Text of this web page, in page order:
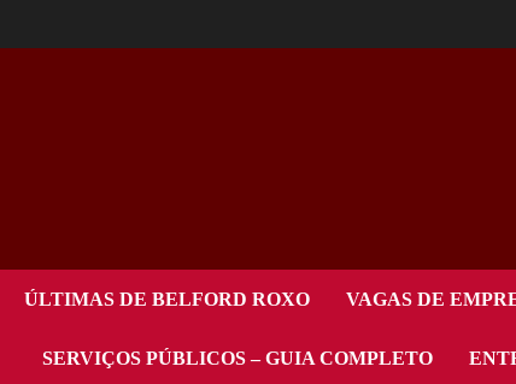
ÚLTIMAS DE BELFORD ROXO VAGAS DE
SERVIÇOS PÚBLICOS – GUIA COMPLETO